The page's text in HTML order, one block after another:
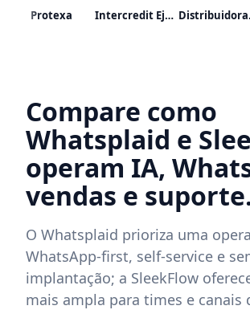
Protexa Intercredit Eje S.a.s.
Compare como
Whatsplaid e
operam IA,
vendas e
O Whatsplaid prioriza uma
WhatsApp-first, self-service e
implantação; a SleekFlow
mais ampla para times e canais